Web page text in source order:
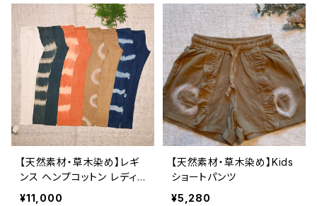
【天然素材・草木染め】レギ
ンス ヘンプコットン レディ
ース オーガニック
¥11,000
【天然素材・草木染め】Kids
ショートパンツ
¥5,280